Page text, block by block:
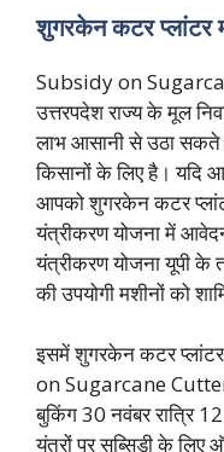
शुगरकेन कटर प्लांटर
Subsidy on
उत्तरपदेश राज्य के मूल
लाभ आसानी से उठा सकते
किसानों के लिए है। यदि
आपको शुगरकेन कटर
यंत्रीकरण योजना में
यंत्रीकरण योजना यूपी के
की उपयोगी मशीनों को
इसमें शुगरकेन कटर
on Sugarcane
बुकिंग 30 नवंबर रात्रि
यंत्रों पर सब्सिडी के